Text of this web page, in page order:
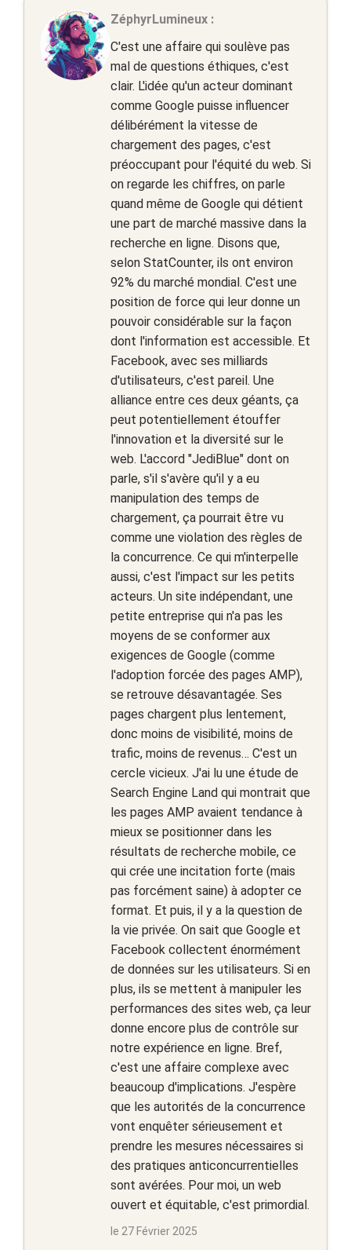
ZéphyrLumineux :
C'est une affaire qui soulève pas
mal de questions éthiques, c'est
clair. L'idée qu'un acteur dominant
comme Google puisse influencer
délibérément la vitesse de
chargement des pages, c'est
préoccupant pour l'équité du web. Si
on regarde les chiffres, on parle
quand même de Google qui détient
une part de marché massive dans la
recherche en ligne. Disons que,
selon StatCounter, ils ont environ
92% du marché mondial. C'est une
position de force qui leur donne un
pouvoir considérable sur la façon
dont l'information est accessible. Et
Facebook, avec ses milliards
d'utilisateurs, c'est pareil. Une
alliance entre ces deux géants, ça
peut potentiellement étouffer
l'innovation et la diversité sur le
web. L'accord "JediBlue" dont on
parle, s'il s'avère qu'il y a eu
manipulation des temps de
chargement, ça pourrait être vu
comme une violation des règles de
la concurrence. Ce qui m'interpelle
aussi, c'est l'impact sur les petits
acteurs. Un site indépendant, une
petite entreprise qui n'a pas les
moyens de se conformer aux
exigences de Google (comme
l'adoption forcée des pages AMP),
se retrouve désavantagée. Ses
pages chargent plus lentement,
donc moins de visibilité, moins de
trafic, moins de revenus… C'est un
cercle vicieux. J'ai lu une étude de
Search Engine Land qui montrait que
les pages AMP avaient tendance à
mieux se positionner dans les
résultats de recherche mobile, ce
qui crée une incitation forte (mais
pas forcément saine) à adopter ce
format. Et puis, il y a la question de
la vie privée. On sait que Google et
Facebook collectent énormément
de données sur les utilisateurs. Si en
plus, ils se mettent à manipuler les
performances des sites web, ça leur
donne encore plus de contrôle sur
notre expérience en ligne. Bref,
c'est une affaire complexe avec
beaucoup d'implications. J'espère
que les autorités de la concurrence
vont enquêter sérieusement et
prendre les mesures nécessaires si
des pratiques anticoncurrentielles
sont avérées. Pour moi, un web
ouvert et équitable, c'est primordial.
le 27 Février 2025